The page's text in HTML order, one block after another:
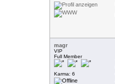
magr
VIP
Full Member
Karma: 6